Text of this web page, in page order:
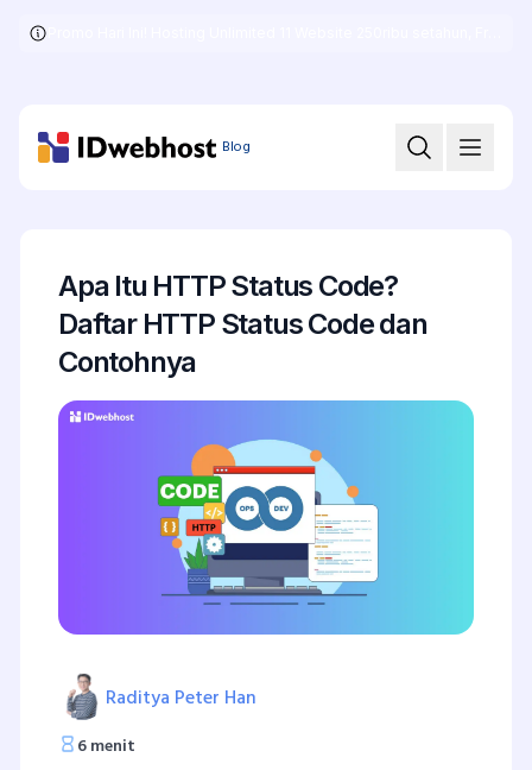
Blog
Apa Itu HTTP Status Code?
Daftar HTTP Status Code dan
Contohnya
Raditya Peter Han
6 menit